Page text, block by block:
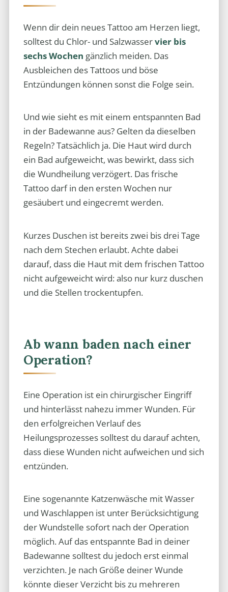
Wenn dir dein neues Tattoo am Herzen liegt,
solltest du Chlor- und Salzwasservier bis
sechs Wochen gänzlich meiden. Das
Ausbleichen des Tattoos und böse
Entzündungen können sonst die Folge sein.
Und wie sieht es mit einem entspannten Bad
in der Badewanne aus? Gelten da dieselben
Regeln? Tatsächlich ja. Die Haut wird durch
ein Bad aufgeweicht, was bewirkt, dass sich
die Wundheilung verzögert. Das frische
Tattoo darf in den ersten Wochen nur
gesäubert und eingecremt werden.
Kurzes Duschen ist bereits zwei bis drei Tage
nach dem Stechen erlaubt. Achte dabei
darauf, dass die Haut mit dem frischen Tattoo
nicht aufgeweicht wird: also nur kurz duschen
und die Stellen trockentupfen.
Ab wann baden nach einer
Operation?
Eine Operation ist ein chirurgischer Eingriff
und hinterlässt nahezu immer Wunden. Für
den erfolgreichen Verlauf des
Heilungsprozesses solltest du darauf achten,
dass diese Wunden nicht aufweichen und sich
entzünden.
Eine sogenannte Katzenwäsche mit Wasser
und Waschlappen ist unter Berücksichtigung
der Wundstelle sofort nach der Operation
möglich. Auf das entspannte Bad in deiner
Badewanne solltest du jedoch erst einmal
verzichten. Je nach Größe deiner Wunde
könnte dieser Verzicht bis zu mehreren